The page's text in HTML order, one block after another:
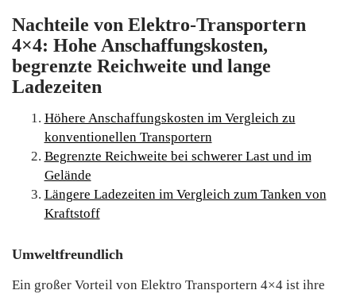
Nachteile von Elektro-Transportern
4×4: Hohe Anschaffungskosten,
begrenzte Reichweite und lange
Ladezeiten
Höhere Anschaffungskosten im Vergleich zu
konventionellen Transportern
Begrenzte Reichweite bei schwerer Last und im
Gelände
Längere Ladezeiten im Vergleich zum Tanken von
Kraftstoff
Umweltfreundlich
Ein großer Vorteil von Elektro Transportern 4×4 ist ihre